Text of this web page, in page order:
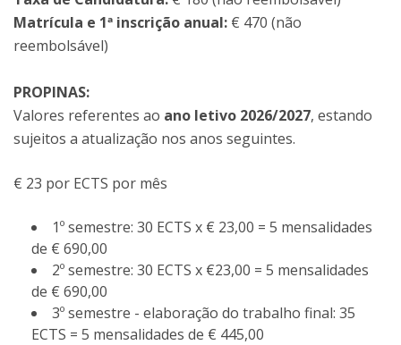
Matrícula e 1ª inscrição anual: € 470 (não
reembolsável)
PROPINAS:
Valores referentes ao ano letivo 2026/2027, estando
sujeitos a atualização nos anos seguintes.
€ 23 por ECTS por mês
1º semestre: 30 ECTS x € 23,00 = 5 mensalidades
de € 690,00
2º semestre: 30 ECTS x €23,00 = 5 mensalidades
de € 690,00
3º semestre - elaboração do trabalho final: 35
ECTS = 5 mensalidades de € 445,00